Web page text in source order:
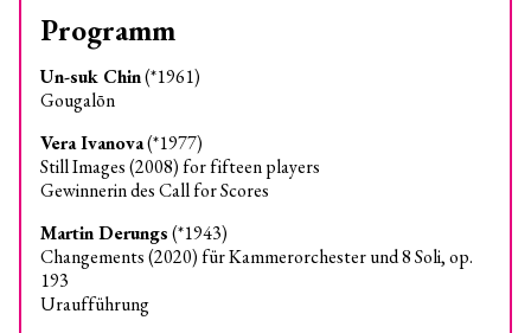
Programm
Un-suk Chin(*1961)
Gougalōn
Vera Ivanova(*1977)
Still Images (2008) for fifteen players
Gewinnerin des Call for Scores
Martin Derungs(*1943)
Changements (2020) für Kammerorchester und 8 Soli, op.
193
Uraufführung